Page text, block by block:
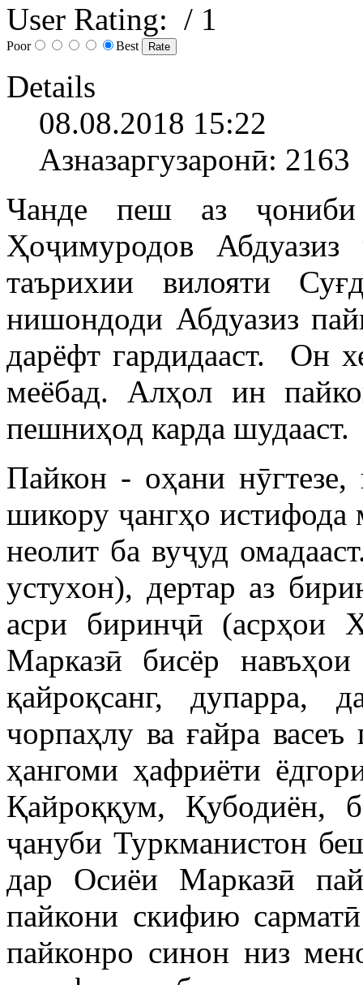
User Rating: / 1
Poor Best
Details
08.08.2018 15:22
Азназаргузаронӣ: 2163
Чанде пеш аз
Ҳоҷимуродов
таърихии вилояти
нишондоди Абдуазиз
дарёфт гардидааст. Он
меёбад. Алҳол ин
пешниҳод карда шудааст.
Пайкон - оҳани
шикору ҷангҳо истифода
неолит ба вуҷуд
устухон), дертар аз
асри биринҷӣ (асрҳои
Марказӣ бисёр
қайроқсанг, дупарра,
чорпаҳлу ва ғайра
ҳангоми ҳафриёти
Қайроққум, Қубодиён,
ҷануби Туркманистон
дар Осиёи Марказӣ
пайкони скифию
пайконро синон низ